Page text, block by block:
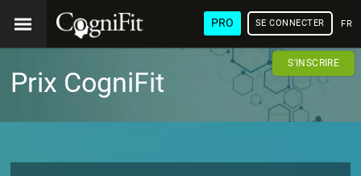
PRO SE CONNECTER
S'INSCRIRE
Prix CogniFit